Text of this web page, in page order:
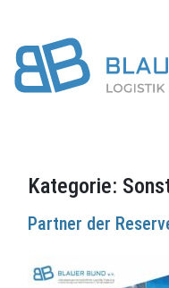
Kategorie:
Partner der